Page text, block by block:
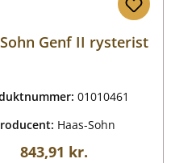
Genf II rysterist
01010461
Haas-Sohn
Almindelig pris:
843,91 kr.